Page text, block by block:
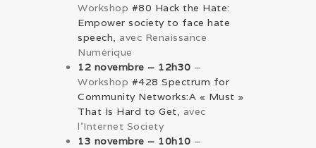
Workshop #80 Hack the Hate:
Empower society to face hate
speech, avec Renaissance
Numérique
12 novembre – 12h30 –
Workshop #428 Spectrum for
Community Networks:A « Must »
That Is Hard to Get, avec
l’Internet Society
13 novembre – 10h10 –